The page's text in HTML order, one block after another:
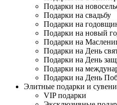
Подарки на
Подарки на свадьбу
Подарки на
Подарки на новый
Подарки на
Подарки на День
Подарки на День
Подарки на
Подарки на День
Элитные подарки и
VIP подарки